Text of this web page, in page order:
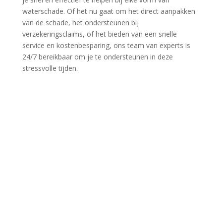
waterschade.​ Of het nu gaat om het direct aanpakken
van de schade, het ondersteunen bij
verzekeringsclaims, of het bieden van een snelle
service en kostenbesparing, ons team van experts is
24/7 bereikbaar om je te ondersteunen in deze
stressvolle tijden.​